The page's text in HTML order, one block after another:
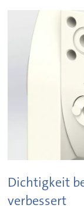
Dichtigkeit
verbessert